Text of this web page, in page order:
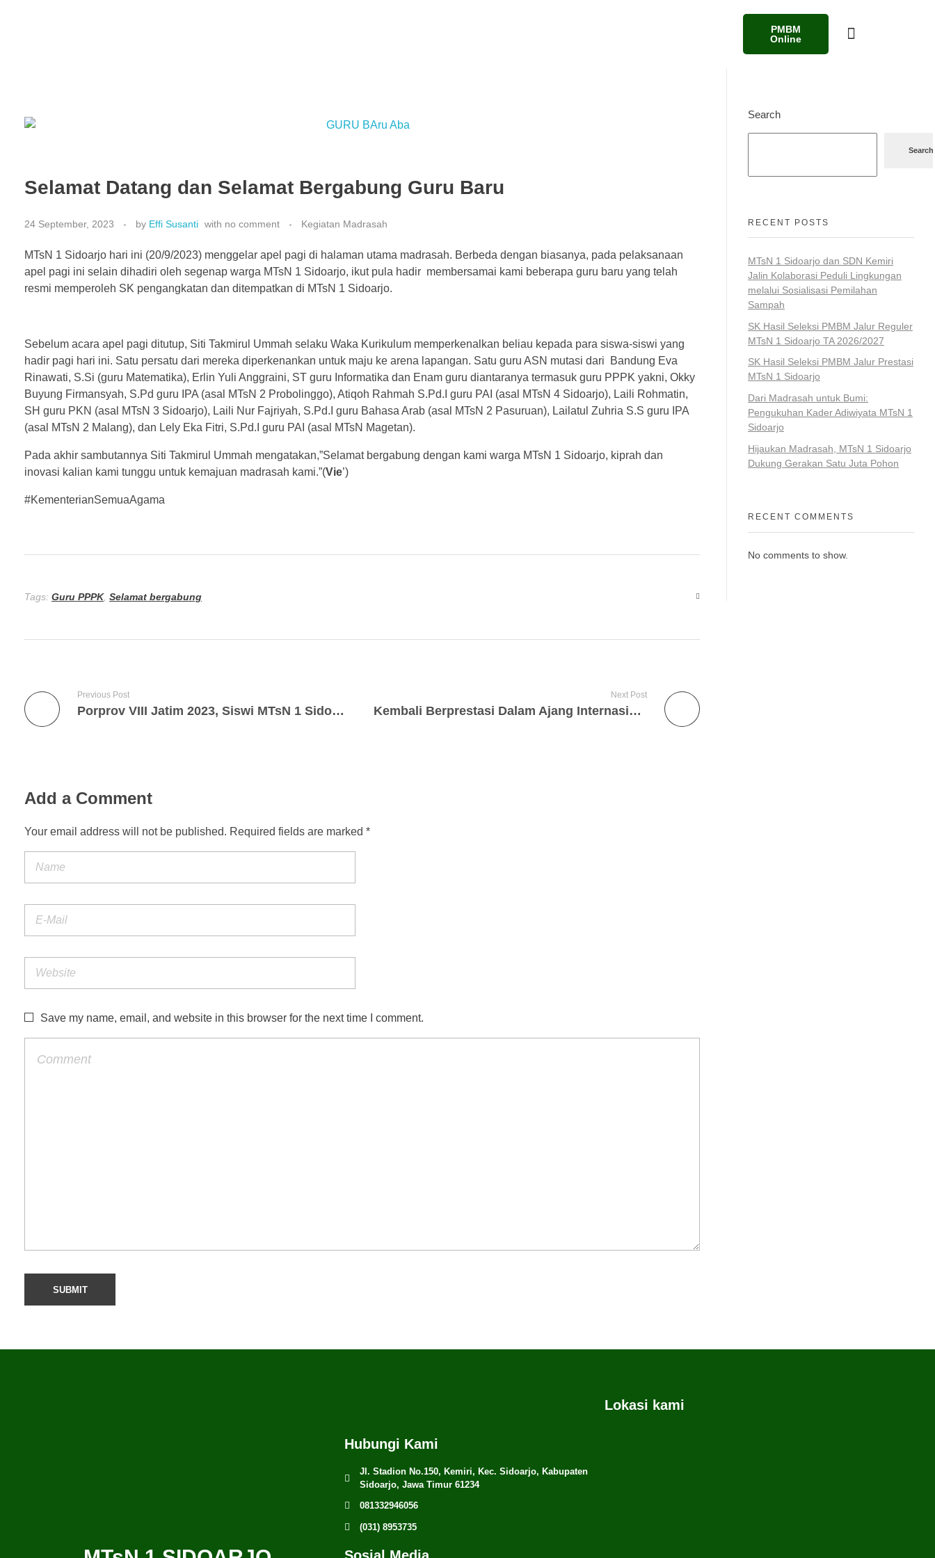
PMBM
Online
Selamat Datang dan Selamat Bergabung Guru Baru
24 September, 2023 by Effi Susanti with no comment Kegiatan Madrasah
MTsN 1 Sidoarjo hari ini (20/9/2023) menggelar apel pagi di halaman utama madrasah. Berbeda dengan biasanya, pada pelaksanaan
apel pagi ini selain dihadiri oleh segenap warga MTsN 1 Sidoarjo, ikut pula hadir membersamai kami beberapa guru baru yang telah
resmi memperoleh SK pengangkatan dan ditempatkan di MTsN 1 Sidoarjo.
Sebelum acara apel pagi ditutup, Siti Takmirul Ummah selaku Waka Kurikulum memperkenalkan beliau kepada para siswa-siswi yang
hadir pagi hari ini. Satu persatu dari mereka diperkenankan untuk maju ke arena lapangan. Satu guru ASN mutasi dari Bandung Eva
Rinawati, S.Si (guru Matematika), Erlin Yuli Anggraini, ST guru Informatika dan Enam guru diantaranya termasuk guru PPPK yakni, Okky
Buyung Firmansyah, S.Pd guru IPA (asal MTsN 2 Probolinggo), Atiqoh Rahmah S.Pd.I guru PAI (asal MTsN 4 Sidoarjo), Laili Rohmatin,
SH guru PKN (asal MTsN 3 Sidoarjo), Laili Nur Fajriyah, S.Pd.I guru Bahasa Arab (asal MTsN 2 Pasuruan), Lailatul Zuhria S.S guru IPA
(asal MTsN 2 Malang), dan Lely Eka Fitri, S.Pd.I guru PAI (asal MTsN Magetan).
Pada akhir sambutannya Siti Takmirul Ummah mengatakan,”Selamat bergabung dengan kami warga MTsN 1 Sidoarjo, kiprah dan
inovasi kalian kami tunggu untuk kemajuan madrasah kami.”(Vie’)
#KementerianSemuaAgama
Tags: Guru PPPK, Selamat bergabung
Previous Post
Porprov VIII Jatim 2023, Siswi MTsN 1 Sidoarjo Berhasil Merebut Medali Perak Pada Cabor Anggar
Next Post
Kembali Berprestasi Dalam Ajang Internasional, Tim Research MTsN 1 Sidoarjo Raih 2 Gold Medals Dalam ISIF 2023 Di Bali
Add a Comment
Your email address will not be published. Required fields are marked *
Save my name, email, and website in this browser for the next time I comment.
Search
Search
RECENT POSTS
MTsN 1 Sidoarjo dan SDN Kemiri
Jalin Kolaborasi Peduli Lingkungan
melalui Sosialisasi Pemilahan
Sampah
SK Hasil Seleksi PMBM Jalur Reguler
MTsN 1 Sidoarjo TA 2026/2027
SK Hasil Seleksi PMBM Jalur Prestasi
MTsN 1 Sidoarjo
Dari Madrasah untuk Bumi:
Pengukuhan Kader Adiwiyata MTsN 1
Sidoarjo
Hijaukan Madrasah, MTsN 1 Sidoarjo
Dukung Gerakan Satu Juta Pohon
RECENT COMMENTS
No comments to show.
Hubungi Kami
Jl. Stadion No.150, Kemiri, Kec. Sidoarjo, Kabupaten
Sidoarjo, Jawa Timur 61234
081332946056
(031) 8953735
Lokasi kami